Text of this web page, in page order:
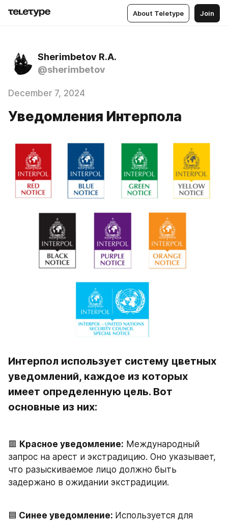
About Teletype Join
Sherimbetov R.A.
@sherimbetov
December 7, 2024
Уведомления Интерпола
Интерпол использует систему цветных
уведомлений, каждое из которых
имеет определенную цель. Вот
основные из них:
🟥 Красное уведомление: Международный
запрос на арест и экстрадицию. Оно указывает,
что разыскиваемое лицо должно быть
задержано в ожидании экстрадиции.
🟦 Синее уведомление: Используется для